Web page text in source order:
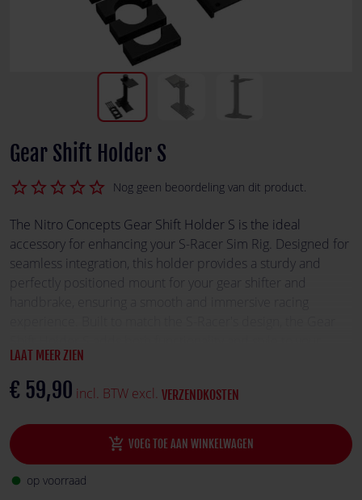
Gear Shift Holder S
star_border
star_border
star_border
star_border
star_border Nog geen beoordeling van dit product.
The Nitro Concepts Gear Shift Holder S is the ideal
accessory for enhancing your S-Racer Sim Rig. Designed for
seamless integration, this holder provides a sturdy and
perfectly positioned mount for your gear shifter and
setup.
LAAT MEER ZIEN
€ 59,90 incl. BTW excl. VERZENDKOSTEN
add_shopping_cart VOEG TOE AAN WINKELWAGEN
fiber_manual_record op voorraad